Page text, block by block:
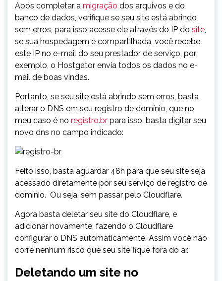
Após completar a migração dos arquivos e do
banco de dados, verifique se seu site está abrindo
sem erros, para isso acesse ele através do IP do site,
se sua hospedagem é compartilhada, você recebe
este IP no e-mail do seu prestador de serviço, por
exemplo, o Hostgator envia todos os dados no e-
mail de boas vindas.
Portanto, se seu site está abrindo sem erros, basta
alterar o DNS em seu registro de domínio, que no
meu caso é no registro.br para isso, basta digitar seu
novo dns no campo indicado:
Feito isso, basta aguardar 48h para que seu site seja
acessado diretamente por seu serviço de registro de
domínio. Ou seja, sem passar pelo Cloudflare.
Agora basta deletar seu site do Cloudflare, e
adicionar novamente, fazendo o Cloudflare
configurar o DNS automaticamente. Assim você não
corre nenhum risco que seu site fique fora do ar.
Deletando um site no